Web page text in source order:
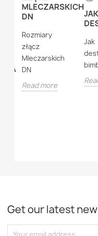
MLECZARSKICH
DN
Rozmiary
złącz
Mleczarskich
DN
Read more
JAK
Jak
Get our latest